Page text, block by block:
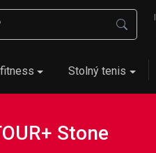
Stolný tenis
Stone